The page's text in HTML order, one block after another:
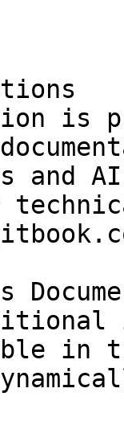
is
and
in